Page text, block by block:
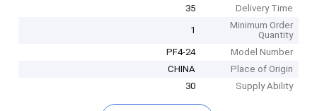
Delivery Time
35
Minimum Order
Quantity
1
Model Number
PF4-24
Place of Origin
CHINA
Supply Ability
30